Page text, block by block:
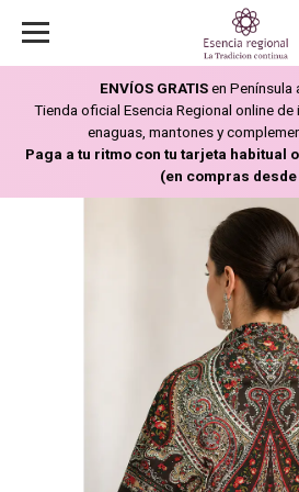
ENVÍOS GRATISen Península
Tienda oficial Esencia Regional online
enaguas, mantones y
Paga a tu ritmo con tu tarjeta habitual
(en compras desde